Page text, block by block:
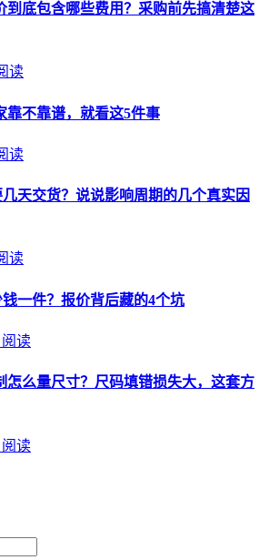
到底包含哪些费用？采购前先搞清楚这
读
靠不靠谱，就看这5件事
读
天交货？说说影响周期的几个真实因
读
一件？报价背后藏的4个坑
阅读
怎么量尺寸？尺码填错损失大，这套方
阅读